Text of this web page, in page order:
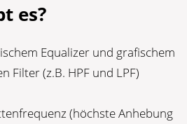
es?
Equalizer und grafischem
Filter (z.B. HPF und LPF)
(höchste Anhebung